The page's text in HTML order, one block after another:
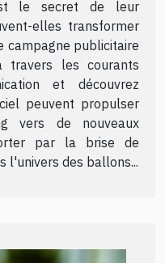
le secret de leur
elles transformer
campagne publicitaire
travers les courants
et découvrez
peuvent propulser
vers de nouveaux
par la brise de
l'univers des ballons...